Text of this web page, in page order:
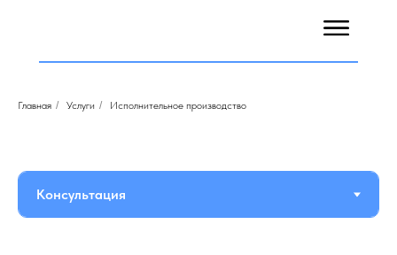
Главная / Услуги / Исполнительное производство